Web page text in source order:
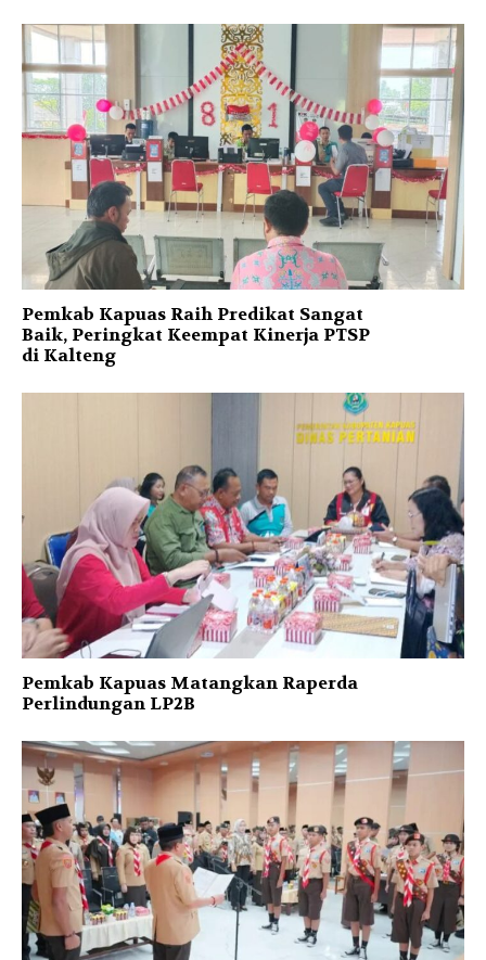
Pemkab Kapuas Raih Predikat Sangat
Baik, Peringkat Keempat Kinerja PTSP
di Kalteng
Pemkab Kapuas Matangkan Raperda
Perlindungan LP2B